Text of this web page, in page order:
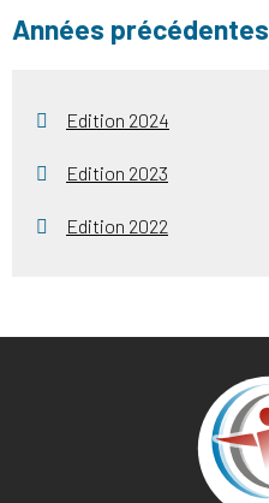
Années précédentes
Edition 2024
Edition 2023
Edition 2022